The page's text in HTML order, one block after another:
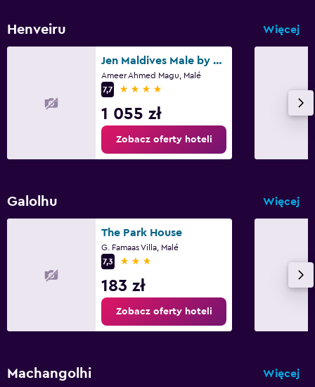
Henveiru Więcej
Jen Maldives Male by Shangri-La
Ameer Ahmed Magu, Malé
7,7
4 gwiazdki
1 055 zł
Zobacz oferty hoteli
Galolhu Więcej
The Park House
G. Famaas Villa, Malé
7,3
3 gwiazdki
183 zł
Zobacz oferty hoteli
Machangolhi Więcej